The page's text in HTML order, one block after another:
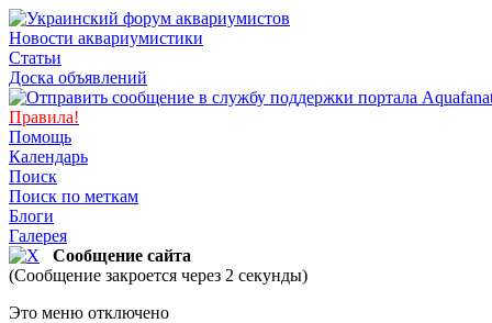
Новости аквариумистики
Статьи
Доска объявлений
Правила!
Помощь
Календарь
Поиск
Поиск по меткам
Блоги
Галерея
Сообщение сайта
(Сообщение закроется через 2 секунды)
Это меню отключено